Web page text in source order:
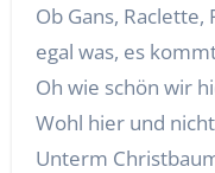
Ob Gans, Raclette,
egal was, es
Oh wie schön wir
Wohl hier und
Unterm